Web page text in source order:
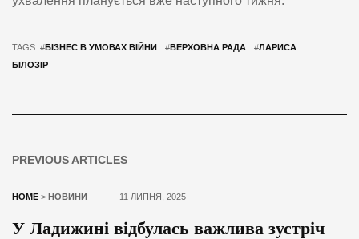
TAGS: #БІЗНЕС В УМОВАХ ВІЙНИ #ВЕРХОВНА РАДА #ЛАРИСА
БІЛОЗІР
PREVIOUS ARTICLES
HOME > НОВИНИ 11 ЛИПНЯ, 2025
У Ладижині відбулась важлива зустріч